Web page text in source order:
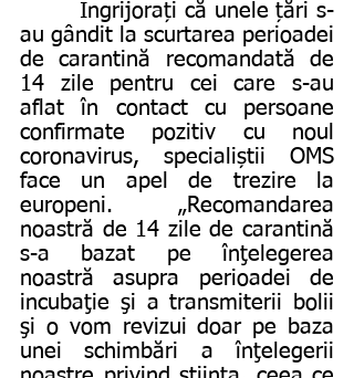
au gândit la scurtarea perioadei
de carantină recomandată de
14 zile pentru cei care s-au
aflat în contact cu persoane
confirmate pozitiv cu noul
coronavirus, specialiștii OMS
face un apel de trezire la
europeni. „Recomandarea
noastră de 14 zile de carantină
s-a bazat pe înţelegerea
noastră asupra perioadei de
incubaţie şi a transmiterii bolii
şi o vom revizui doar pe baza
unei schimbări a înţelegerii